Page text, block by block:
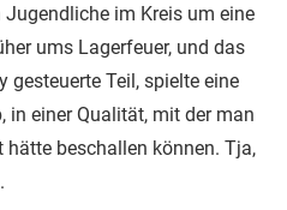
im Kreis um eine
ums Lagerfeuer, und das
gesteuerte Teil, spielte eine
in einer Qualität, mit der man
beschallen können. Tja,